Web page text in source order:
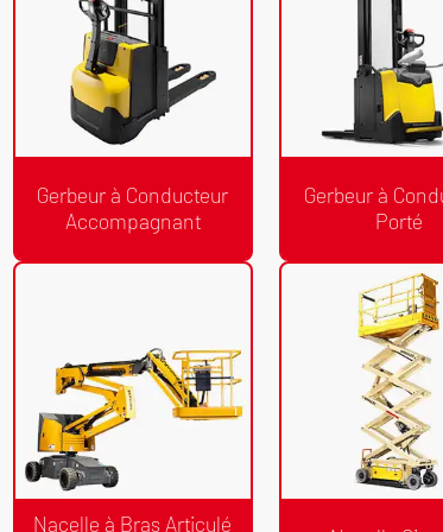
Devis Gratuit
Gerbeur à Conducteur
Accompagnant
Gerbeur à Conducteur
Accompagnant
Devis
/24h
Gerbeur à
Gerbeur à
Porté
Nacelle à Bras Articulé